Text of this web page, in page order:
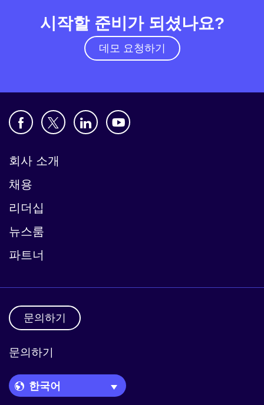
시작할 준비가 되셨나요?
데모 요청하기
회사 소개
채용
리더십
뉴스룸
파트너
문의하기
문의하기
Language Picker